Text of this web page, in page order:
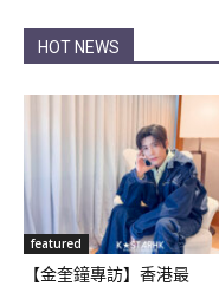
HOT NEWS
featured
【金奎鐘專訪】香港最